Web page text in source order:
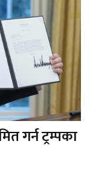
गर्न ट्रम्पका